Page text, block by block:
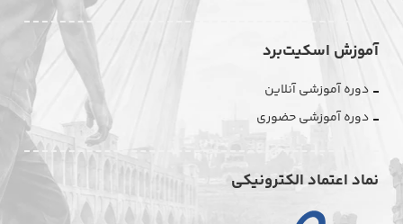
آموزش اسکیت‌برد
دوره آموزشی آنلاین
دوره آموزشی حضوری
نماد اعتماد الکترونیکی